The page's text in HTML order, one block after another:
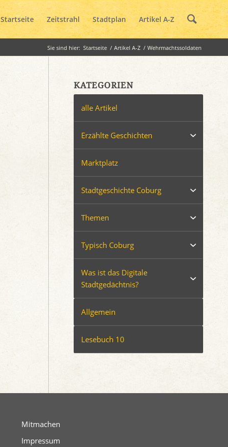
Startseite Zeitstrahl Stadtplan Artikel A-Z
Sie sind hier: Startseite / Artikel A-Z / Wehrmachtssoldaten
KATEGORIEN
alle Artikel
Erzählte Geschichten
Marktplatz
Stadtgeschichte Coburg
Themen
Typisch Coburg
Was ist das Digitale
Stadtgedächtnis?
Allgemein
Lesebuch 10
Mitmachen
Impressum